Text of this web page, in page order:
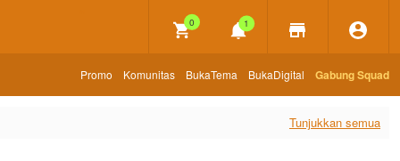
0 1
Promo Komunitas BukaTema BukaDigital Gabung Squad
Tunjukkan semua